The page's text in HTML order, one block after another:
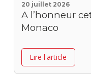
20 juillet 2026
A l’honneur
Monaco
Lire l'article